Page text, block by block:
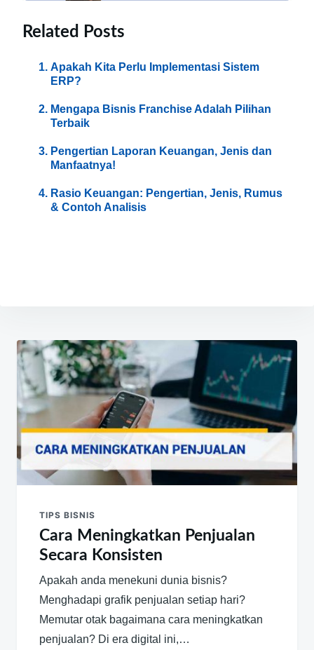
Related Posts
Apakah Kita Perlu Implementasi Sistem
ERP?
Mengapa Bisnis Franchise Adalah Pilihan
Terbaik
Pengertian Laporan Keuangan, Jenis dan
Manfaatnya!
Rasio Keuangan: Pengertian, Jenis, Rumus
& Contoh Analisis
Navigasi
pos
TIPS BISNIS
Cara Meningkatkan Penjualan
Secara Konsisten
Apakah anda menekuni dunia bisnis?
Menghadapi grafik penjualan setiap hari?
Memutar otak bagaimana cara meningkatkan
penjualan? Di era digital ini,…